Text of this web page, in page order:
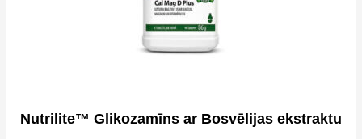
Nutrilite™ Glikozamīns ar Bosvēlijas ekstraktu